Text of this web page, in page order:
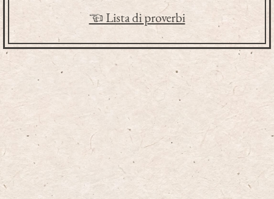
☜ Lista di proverbi